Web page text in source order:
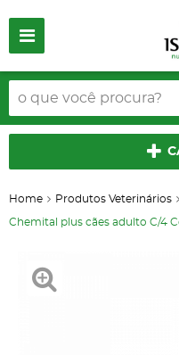
Home Produtos Veterinários
Chemital plus cães adulto C/4